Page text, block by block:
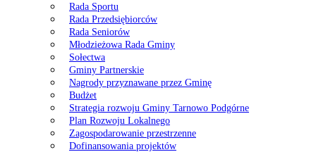
Rada Sportu
Rada Przedsiębiorców
Rada Seniorów
Młodzieżowa Rada Gminy
Sołectwa
Gminy Partnerskie
Nagrody przyznawane przez Gminę
Budżet
Strategia rozwoju Gminy Tarnowo Podgórne
Plan Rozwoju Lokalnego
Zagospodarowanie przestrzenne
Dofinansowania projektów